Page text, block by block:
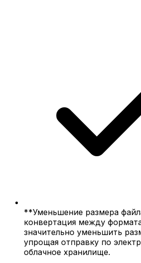
**Уменьшение размера
конвертация между
значительно уменьшить
упрощая отправку по
облачное хранилище.